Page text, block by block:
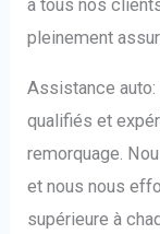
à tous nos
pleinement
Assistance
qualifiés et
remorquage.
et nous nous
supérieure à